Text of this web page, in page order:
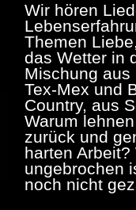
Wir hören
Themen
das Wetter in
Mischung aus
Tex-Mex und
Country, aus
Warum
zurück und
harten
ungebrochen
noch nicht